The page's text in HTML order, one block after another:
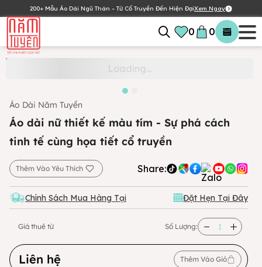
200+ Mẫu Áo Dài Ngũ Thân – Từ Cổ Truyền Đến Hiện ĐạiXem Ngay
0 0
Áo Dài Năm Tuyền
Áo dài nữ thiết kế màu tím - Sự phá cách
tinh tế cùng họa tiết cổ truyền
Thêm Vào Yêu Thích Share:
Chính Sách Mua Hàng Tại Đặt Hẹn Tại Đây
Giá thuê từ Số Lượng:
Liên hệ Thêm Vào Giỏ